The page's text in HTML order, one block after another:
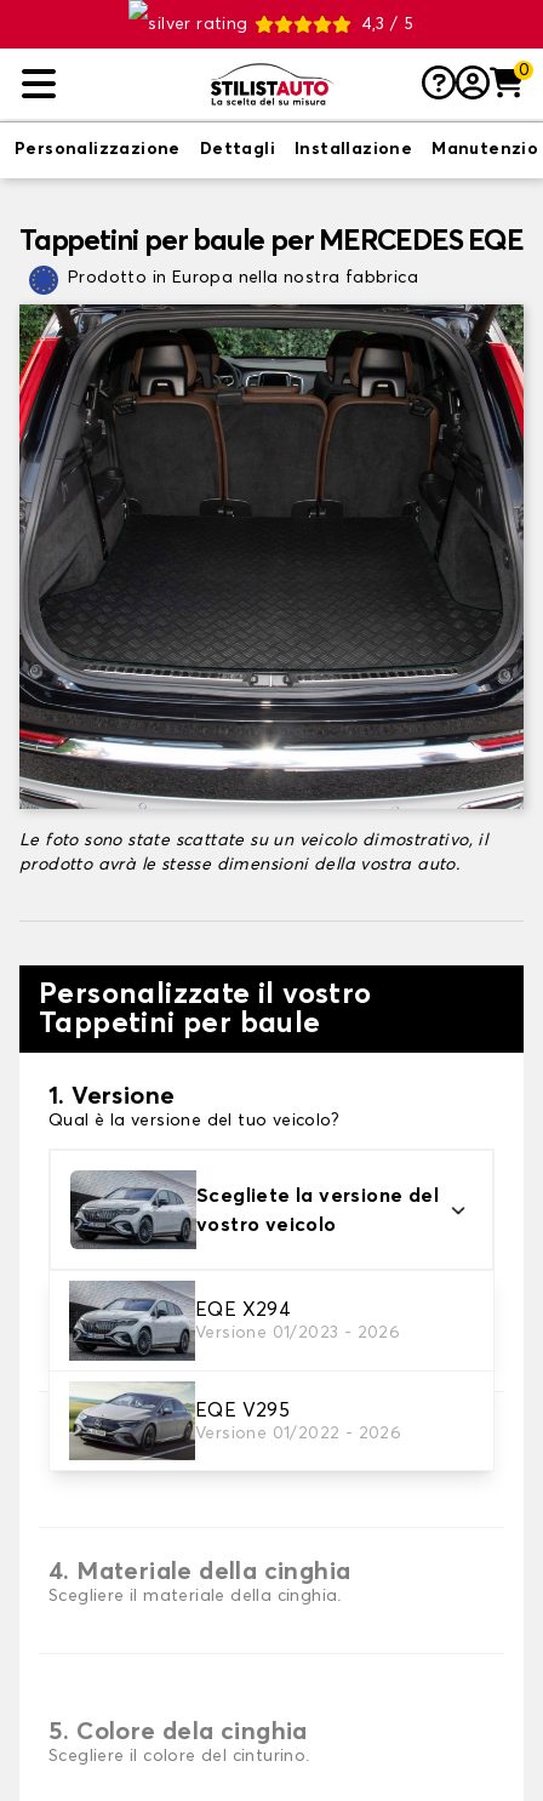
4,3 / 5
0
Personalizzazione Dettagli Installazione
Tappetini per baule per MERCEDES EQE
Prodotto in Europa nella nostra fabbrica
Le foto sono state scattate su un veicolo dimostrativo, il
prodotto avrà le stesse dimensioni della vostra auto.
Personalizzate il vostro
Tappetini per baule
1. Versione
Qual è la versione del tuo veicolo?
Scegliete la versione del
vostro veicolo
EQE X294
Versione 01/2023 - 2026
EQE V295
Versione 01/2022 - 2026
2. Materiale
scegli il materiale del tappetini per baule
3. Colori dei tappetini
Scegli il materiale del tappetino baule.
4. Materiale della cinghia
Scegliere il materiale della cinghia.
5. Colore dela cinghia
Scegliere il colore del cinturino.